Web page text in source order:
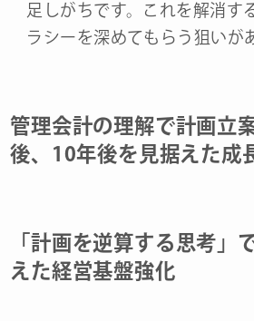
足しがちです。これを解消す
ラシーを深めてもらう狙いが
管理会計の理解で計画立
後、10年後を見据えた成
「計画を逆算する思考」
えた経営基盤強化